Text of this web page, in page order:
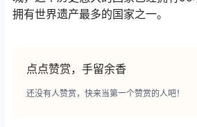
拥有世界遗产最多的国家之一。
点点赞赏，手留余香
还没有人赞赏，快来当第一个赞赏的人吧！